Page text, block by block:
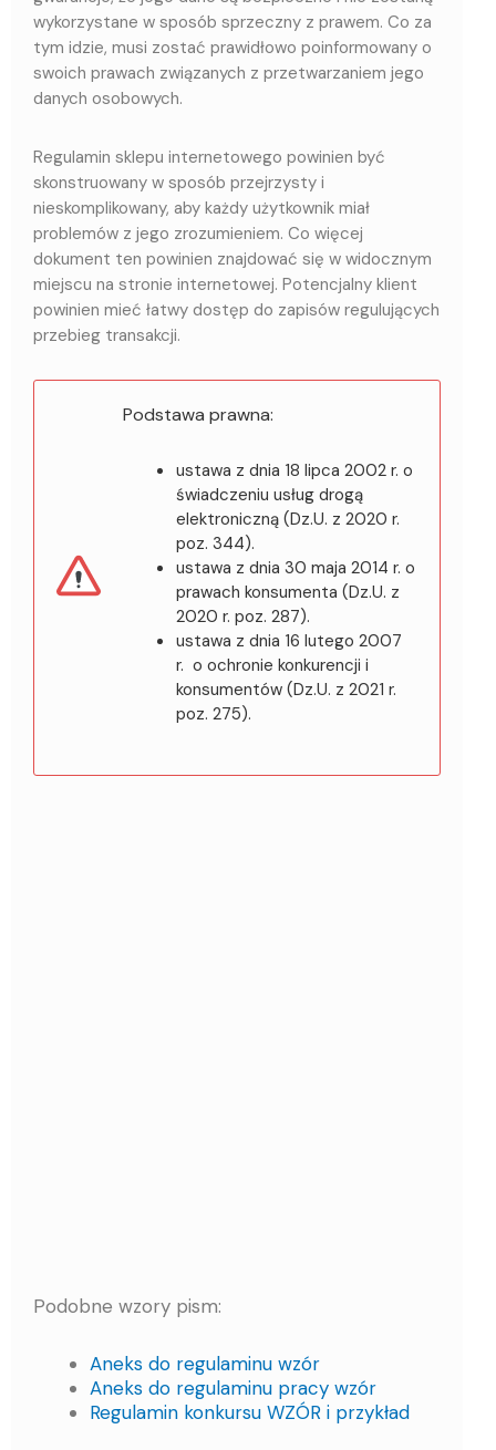
wykorzystane w sposób sprzeczny z prawem. Co za
tym idzie, musi zostać prawidłowo poinformowany o
swoich prawach związanych z przetwarzaniem jego
danych osobowych.
Regulamin sklepu internetowego powinien być
skonstruowany w sposób przejrzysty i
nieskomplikowany, aby każdy użytkownik miał
problemów z jego zrozumieniem. Co więcej
dokument ten powinien znajdować się w widocznym
miejscu na stronie internetowej. Potencjalny klient
powinien mieć łatwy dostęp do zapisów regulujących
przebieg transakcji.
Podstawa prawna:
ustawa z dnia 18 lipca 2002 r. o
świadczeniu usług drogą
elektroniczną (Dz.U. z 2020 r.
poz. 344).
ustawa z dnia 30 maja 2014 r. o
prawach konsumenta (Dz.U. z
2020 r. poz. 287).
ustawa z dnia 16 lutego 2007
r. o ochronie konkurencji i
konsumentów (Dz.U. z 2021 r.
poz. 275).
Podobne wzory pism:
Aneks do regulaminu wzór
Aneks do regulaminu pracy wzór
Regulamin konkursu WZÓR i przykład